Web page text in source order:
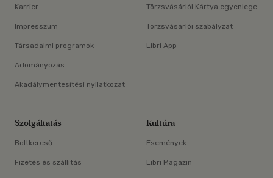
Karrier
Impresszum
Társadalmi programok
Adományozás
Akadálymentesítési nyilatkozat
Törzsvásárlói Kártya egyenlege
Törzsvásárlói szabályzat
Libri App
Szolgáltatás
Boltkereső
Fizetés és szállítás
Kultúra
Események
Libri Magazin